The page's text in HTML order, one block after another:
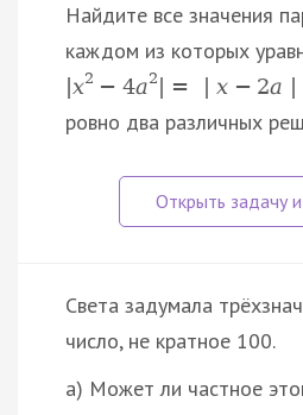
Найдите все значения
каждом из которых
x2 − 4a2 = x − 2a
ровно два различных
Света задумала
число, не кратное 100.
а) Может ли частное